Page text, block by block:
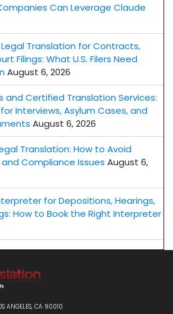
Can Leverage Claude
Translation for Contracts,
Filings: What U.S. Filers Need
August 6, 2026
and Certified Translation Services:
Interviews, Asylum Cases, and
August 6, 2026
Translation: How to Avoid
Compliance Issues August 6,
for Depositions, Hearings,
How to Book the Right Interpreter
ANGELES, CA 90010